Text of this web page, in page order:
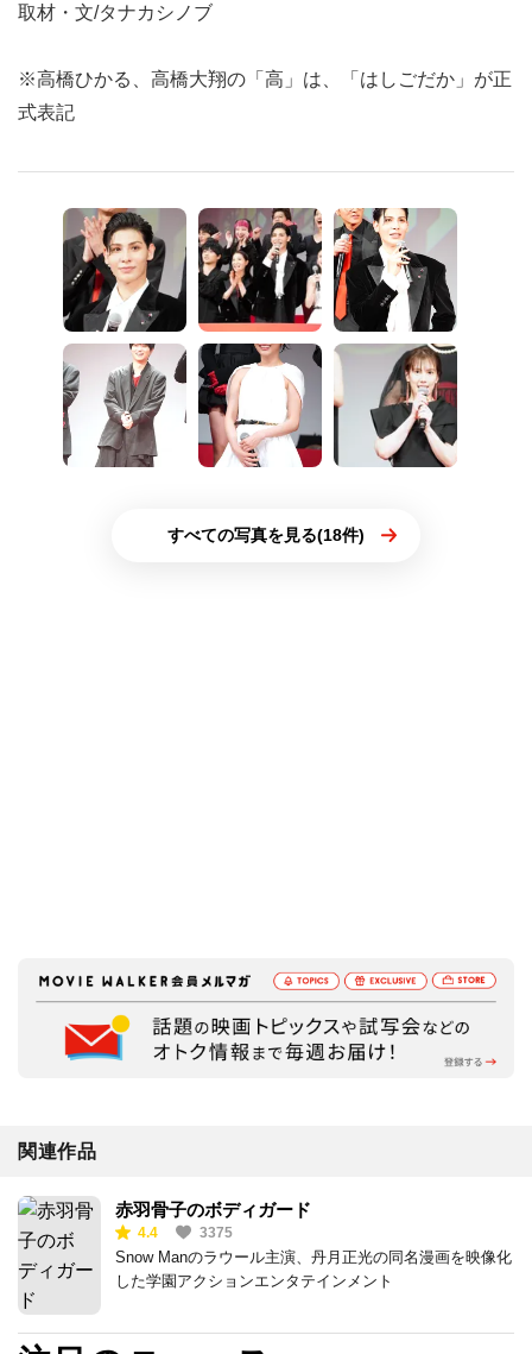
取材・文/タナカシノブ
※高橋ひかる、高橋大翔の「高」は、「はしごだか」が正
式表記
すべての写真を見る(18件)
関連作品
赤羽骨子のボディガード
4.4 3375
Snow Manのラウール主演、丹月正光の同名漫画を映像化
した学園アクションエンタテインメント